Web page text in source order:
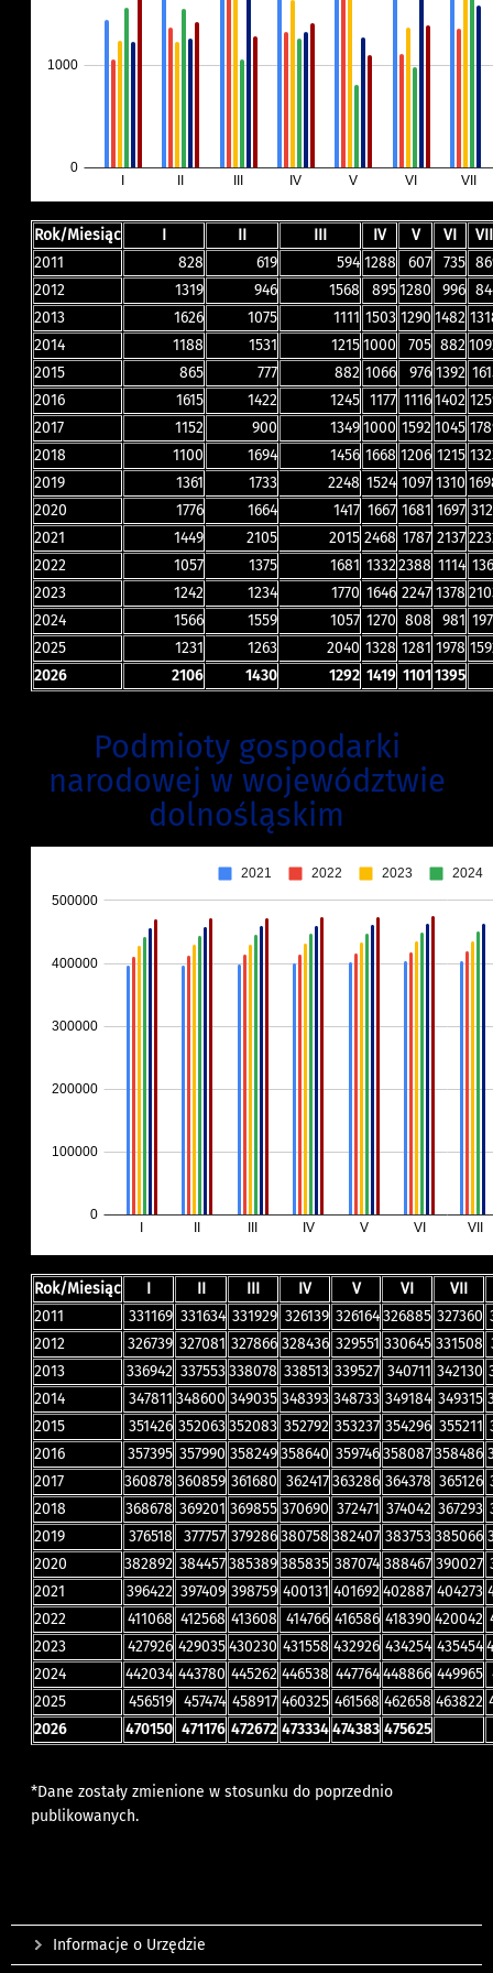
Rok/Miesiąc I II III IV V VI
VII
2011
828 619 594 1288 607 735
2012
1319 946 1568 8951280 996
2013
1626 1075 1111 1503 1290 1482
2014
1188 1531 12151000 705 882
2015
865 777 882 1066 976 1392
2016
1615 1422 1245 1177 11161402
2017
1152 900 13491000 15921045
2018
1100 1694 1456 1668 1206 1215
2019
1361 1733 2248 1524 1097 1310
2020
1776 1664 1417 1667 1681 1697
2021
1449 2105 2015 2468 1787 2137
2022
1057 1375 1681 13322388 1114
2023
1242 1234 1770 1646 2247 1378
2024
1566 1559 1057 1270 808 981
2025
1231 1263​ 2040​ 1328 1281 1978
2026
2106 1430 1292 1419 11011395
Podmioty gospodarki
narodowej w województwie
dolnośląskim
Rok/Miesiąc I II III IV V VI
VII
2011
331169 331634 331929 326139 326164326885 327360
2012
326739 327081 327866 328436 329551 330645 331508
2013
336942 337553338078 338513 339527 340711 342130
2014
347811 348600 349035 348393 348733 349184 349315
2015
351426 352063352083 352792 353237 354296 355211
2016
357395 357990 358249358640 359746358087358486
2017
360878 360859 361680 362417363286 364378 365126
2018
368678 369201 369855 370690 372471 374042 367293
2019
376518 377757 379286380758 382407 383753385066
2020
382892 384457385389385835 387074 388467 390027
2021
396422 397409 398759 400131 401692402887 404273
2022
411068 412568 413608 414766 416586 418390 420042
2023
427926 429035430230 431558 432926 434254 435454
2024
442034 443780 445262 446538 447764448866 449965
2025
​456519 457474 458917 460325 461568 462658 463822
2026
470150 471176 472672 473334474383 475625
*Dane zostały zmienione w stosunku do poprzednio
publikowanych.
Informacje o Urzędzie